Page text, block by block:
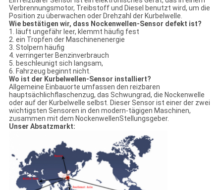
Verbrennungsmotor, Treibstoff und Diesel benutzt wird, um die
Position zu überwachen oder Drehzahl der Kurbelwelle.
Wie bestätigen wir, dass Nockenwellen-Sensor defekt ist?
1. läuft ungefähr leer, klemmt häufig fest
2. ein Tropfen der Maschinenenergie
3. Stolpern häufig
4. verringerter Benzinverbrauch
5. beschleunigt sich langsam,
6. Fahrzeug beginnt nicht.
Wo ist der Kurbelwellen-Sensor installiert?
Allgemeine Einbauorte umfassen den reizbaren
hauptsächlichflaschenzug, das Schwungrad, die Nockenwelle
oder auf der Kurbelwelle selbst. Dieser Sensor ist einer der zwei
wichtigsten Sensoren in den modern-tägigen Maschinen,
zusammen mit dem NockenwellenStellungsgeber.
Unser Absatzmarkt: